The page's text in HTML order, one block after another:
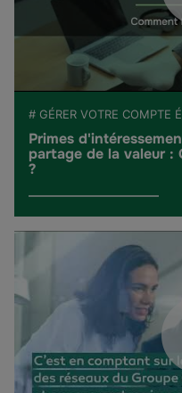
# GÉRER VOTRE COMPTE
Primes
partage de la valeur
?